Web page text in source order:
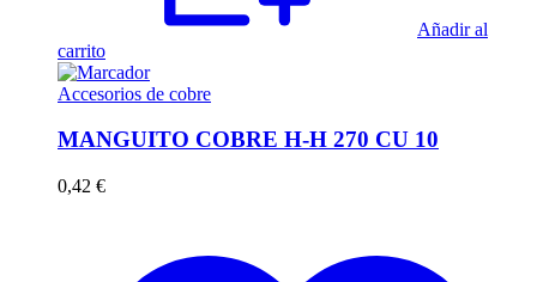
Añadir al
carrito
Accesorios de cobre
MANGUITO COBRE H-H 270 CU 10
0,42 €